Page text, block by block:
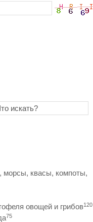
морсы, квасы, компоты,
овощей и грибов120
75